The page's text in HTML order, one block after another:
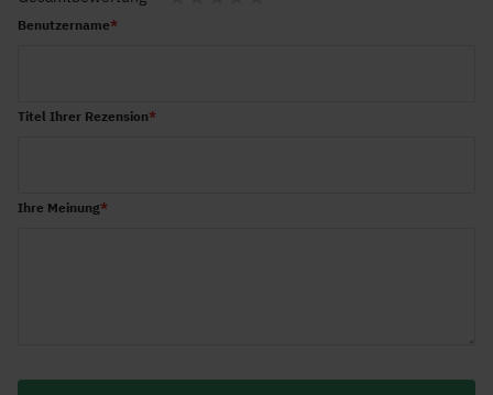
Benutzername
Titel Ihrer Rezension
Ihre Meinung